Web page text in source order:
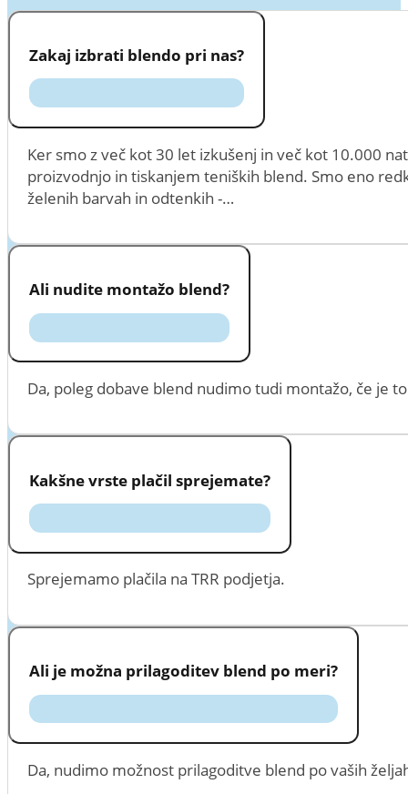
Zakaj izbrati blendo pri nas?
Ker smo z več kot 30 let izkušenj in več kot 10.000
proizvodnjo in tiskanjem teniških blend. Smo eno
želenih barvah in odtenkih -…
Ali nudite montažo blend?
Da, poleg dobave blend nudimo tudi montažo, če je
Kakšne vrste plačil sprejemate?
Sprejemamo plačila na TRR podjetja.
Ali je možna prilagoditev blend po meri?
Da, nudimo možnost prilagoditve blend po vaših